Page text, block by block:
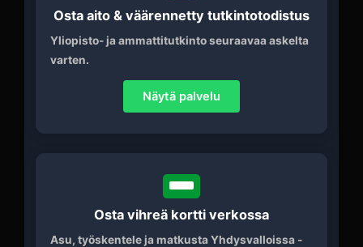
Osta aito & väärennetty tutkintotodistus
Yliopisto- ja ammattitutkinto seuraavaa askelta
varten.
Näytä palvelu
Osta vihreä kortti verkossa
Asu, työskentele ja matkusta Yhdysvalloissa -